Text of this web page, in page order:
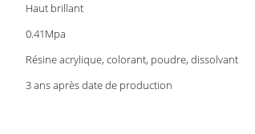
Haut brillant
0.41Mpa
Résine acrylique, colorant, poudre, dissolvant
3 ans après date de production